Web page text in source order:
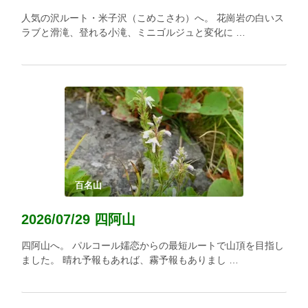
人気の沢ルート・米子沢（こめこさわ）へ。 花崗岩の白いス
ラブと滑滝、登れる小滝、ミニゴルジュと変化に …
百名山
2026/07/29 四阿山
四阿山へ。 パルコール嬬恋からの最短ルートで山頂を目指し
ました。 晴れ予報もあれば、霧予報もありまし …